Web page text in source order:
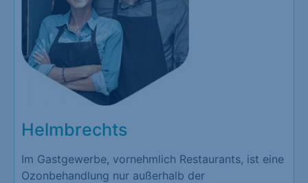
Helmbrechts
Im Gastgewerbe, vornehmlich Restaurants, ist eine
Ozonbehandlung nur außerhalb der